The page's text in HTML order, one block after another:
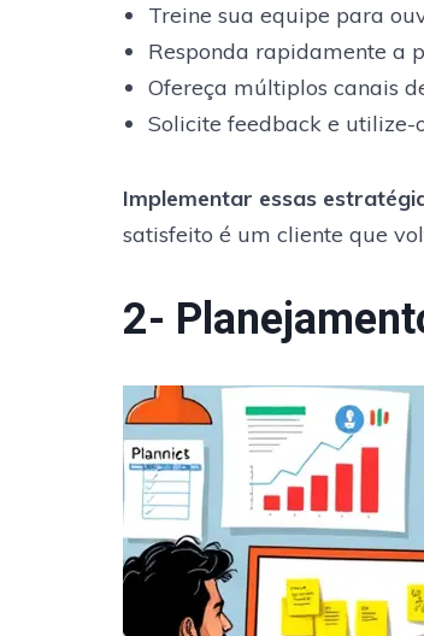
Treine sua equipe para
Responda rapidamente a
Ofereça múltiplos canais
Solicite feedback e utilize-
Implementar essas
satisfeito é um cliente que
2-